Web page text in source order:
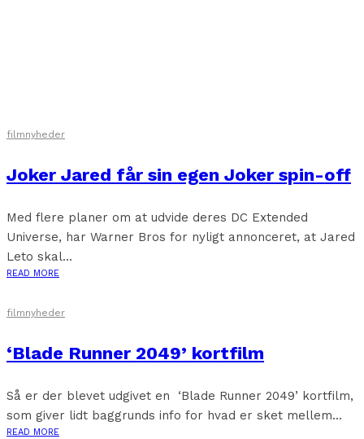
filmnyheder
Joker Jared får sin egen Joker spin-off
Med flere planer om at udvide deres DC Extended
Universe, har Warner Bros for nyligt annonceret, at Jared
Leto skal...
READ MORE
filmnyheder
‘Blade Runner 2049’ kortfilm
Så er der blevet udgivet en ‘Blade Runner 2049’ kortfilm,
som giver lidt baggrunds info for hvad er sket mellem...
READ MORE